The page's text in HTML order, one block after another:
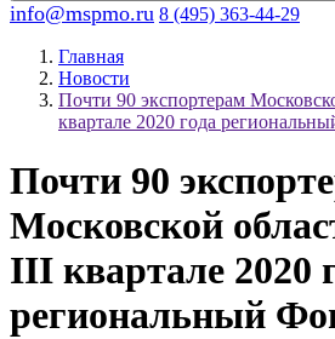
info@mspmo.ru 8 (495) 363-44-29
Главная
Новости
Почти 90 экспортерам
квартале 2020 года
Почти 90
Московской
III квартале 2020
региональный